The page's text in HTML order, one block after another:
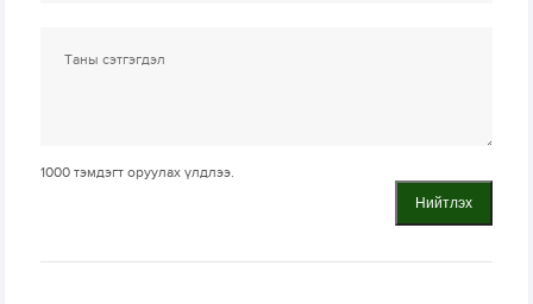
1000 тэмдэгт оруулах үлдлээ.
Нийтлэх